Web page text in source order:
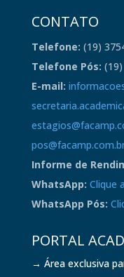
CONTATO
Telefone: (19)
Telefone Pós:
E-mail:
Informe de
WhatsApp: Clique
WhatsApp Pós:
PORTAL
→ Área exclusiva